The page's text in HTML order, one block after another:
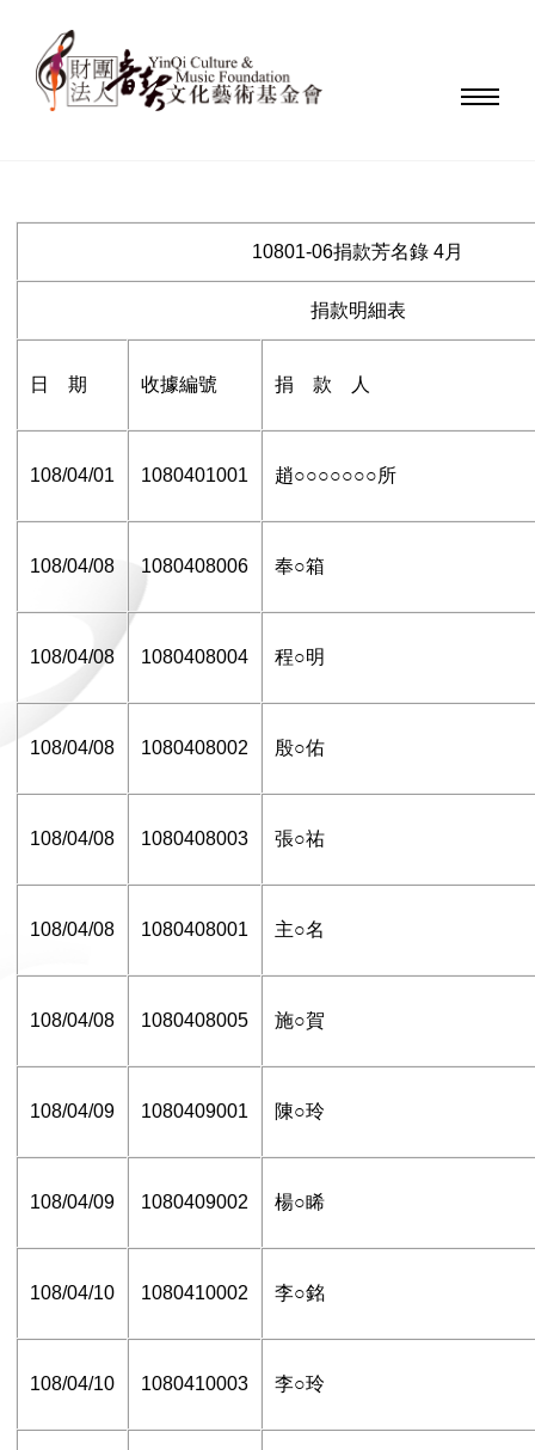
10801-06捐款芳名錄 4月
捐款明細表
日 期 收據編號 捐 款 人
108/04/01 1080401001 趙○○○○○○○所
108/04/08 1080408006 奉○箱
108/04/08 1080408004 程○明
108/04/08 1080408002 殷○佑
108/04/08 1080408003 張○祐
108/04/08 1080408001 主○名
108/04/08 1080408005 施○賀
108/04/09 1080409001 陳○玲
108/04/09 1080409002 楊○睎
108/04/10 1080410002 李○銘
108/04/10 1080410003 李○玲